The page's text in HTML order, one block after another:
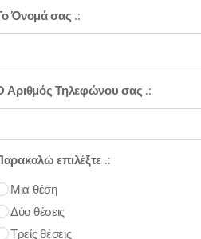
Όνομά σας .:
Αριθμός Τηλεφώνου σας .:
επιλέξτε .:
Μια θέση
Δύο θέσεις
Τρείς θέσεις